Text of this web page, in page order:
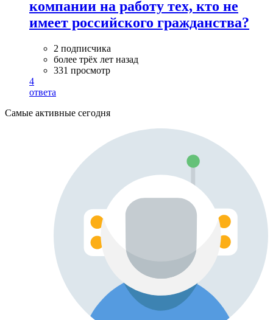
компании на работу тех, кто не
имеет российского гражданства?
2 подписчика
более трёх лет назад
331 просмотр
4
ответа
Самые активные сегодня